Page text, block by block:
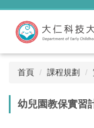
跳
內
首頁 課程規劃
幼兒園教保實習